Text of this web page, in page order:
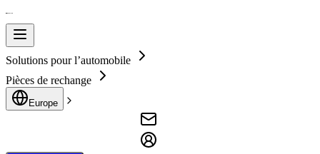
Solutions pour l’automobile
Pièces de rechange
Europe